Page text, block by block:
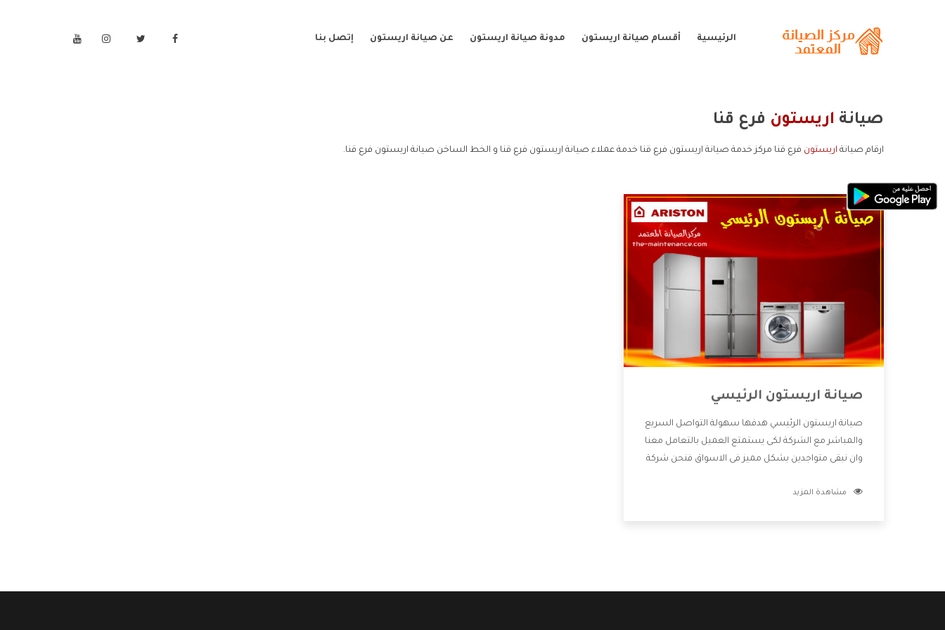
الرئيسية أقسام صيانة اريستون مدونة صيانة اريستون عن صيانة اريستون إتصل بنا
صيانة اريستون فرع قنا
ارقام صيانة اريستون فرع قنا مركز خدمة صيانة اريستون فرع قنا خدمة عملاء صيانة اريستون فرع قنا و الخط الساخن صيانة اريستون فرع قنا.
صيانة اريستون الرئيسي
صيانة اريستون الرئيسي هدفها سهولة التواصل السريع
والمباشر مع الشركة لكى يستمتع العميل بالتعامل معنا
وان نبقى متواجدين بشكل مميز فى الاسواق فنحن شركة
بالخدمات التى تنفرد الشركة بها والتى تكون منها خدمة
مشاهدة المزيد